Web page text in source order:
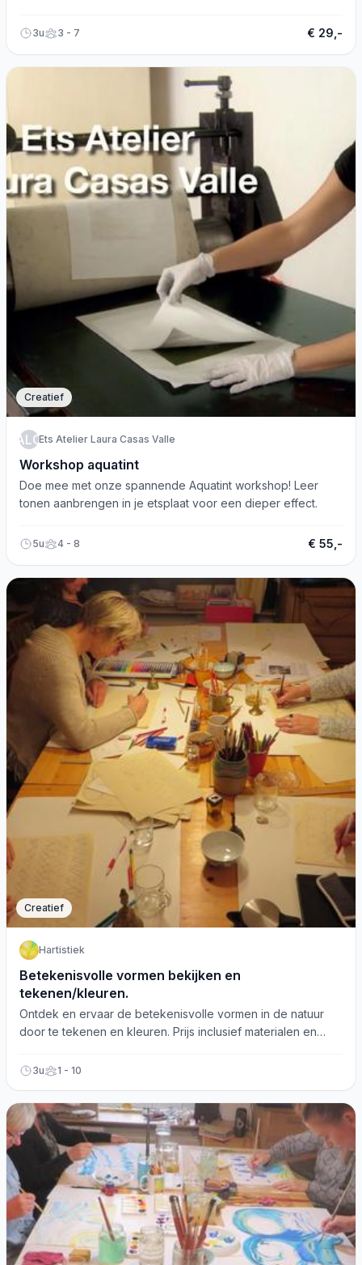
3u 3 - 7 € 29,-
Creatief
EALCVEts Atelier Laura Casas Valle
Workshop aquatint
Doe mee met onze spannende Aquatint workshop! Leer
tonen aanbrengen in je etsplaat voor een dieper effect.
5u 4 - 8 € 55,-
Creatief
Hartistiek
Betekenisvolle vormen bekijken en
tekenen/kleuren.
Ontdek en ervaar de betekenisvolle vormen in de natuur
door te tekenen en kleuren. Prijs inclusief materialen en
3u 1 - 10